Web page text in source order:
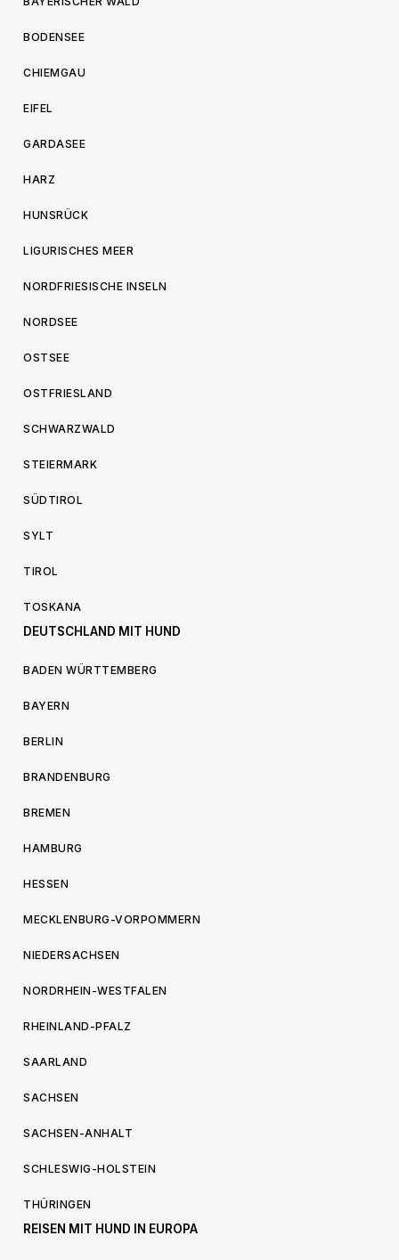
BODENSEE
CHIEMGAU
EIFEL
GARDASEE
HARZ
HUNSRÜCK
LIGURISCHES MEER
NORDFRIESISCHE INSELN
NORDSEE
OSTSEE
OSTFRIESLAND
SCHWARZWALD
STEIERMARK
SÜDTIROL
SYLT
TIROL
TOSKANA
DEUTSCHLAND MIT HUND
BADEN WÜRTTEMBERG
BAYERN
BERLIN
BRANDENBURG
BREMEN
HAMBURG
HESSEN
MECKLENBURG-VORPOMMERN
NIEDERSACHSEN
NORDRHEIN-WESTFALEN
RHEINLAND-PFALZ
SAARLAND
SACHSEN
SACHSEN-ANHALT
SCHLESWIG-HOLSTEIN
THÜRINGEN
REISEN MIT HUND IN EUROPA